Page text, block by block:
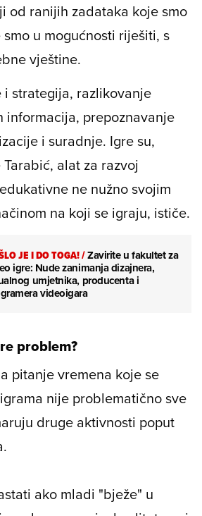
od ranijih zadataka koje smo
u mogućnosti riješiti, s
vještine.
i strategija, razlikovanje
informacija, prepoznavanje
i suradnje. Igre su,
alat za razvoj
ne nužno svojim
na koji se igraju, ističe.
JE I DO TOGA!/Zavirite u fakultet za
igre: Nude zanimanja dizajnera,
umjetnika, producenta i
videoigara
problem?
pitanje vremena koje se
nije problematično sve
druge aktivnosti poput
ako mladi "bježe" u